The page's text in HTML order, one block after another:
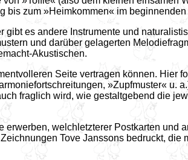
bis zum »Heimkommen« im beginnenden
es andere Instrumente und
und darüber gelagerten
Akustischen.
Seite vertragen können. Hier
»Zupfmuster« u.
fraglich wird, wie gestaltgebend die
welchletzterer Postkarten und
Tove Janssons bedruckt, die